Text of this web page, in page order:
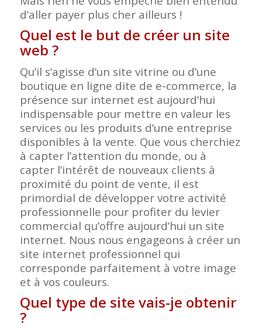
d’aller payer plus cher ailleurs !
Quel est le but de créer un site
web ?
Qu’il s’agisse d’un site vitrine ou d’une
boutique en ligne dite de e-commerce, la
présence sur internet est aujourd’hui
indispensable pour mettre en valeur les
services ou les produits d’une entreprise
disponibles à la vente. Que vous cherchiez
à capter l’attention du monde, ou à
capter l’intérêt de nouveaux clients à
proximité du point de vente, il est
primordial de développer votre activité
professionnelle pour profiter du levier
commercial qu’offre aujourd’hui un site
internet. Nous nous engageons à créer un
site internet professionnel qui
corresponde parfaitement à votre image
et à vos couleurs.
Quel type de site vais-je obtenir
?